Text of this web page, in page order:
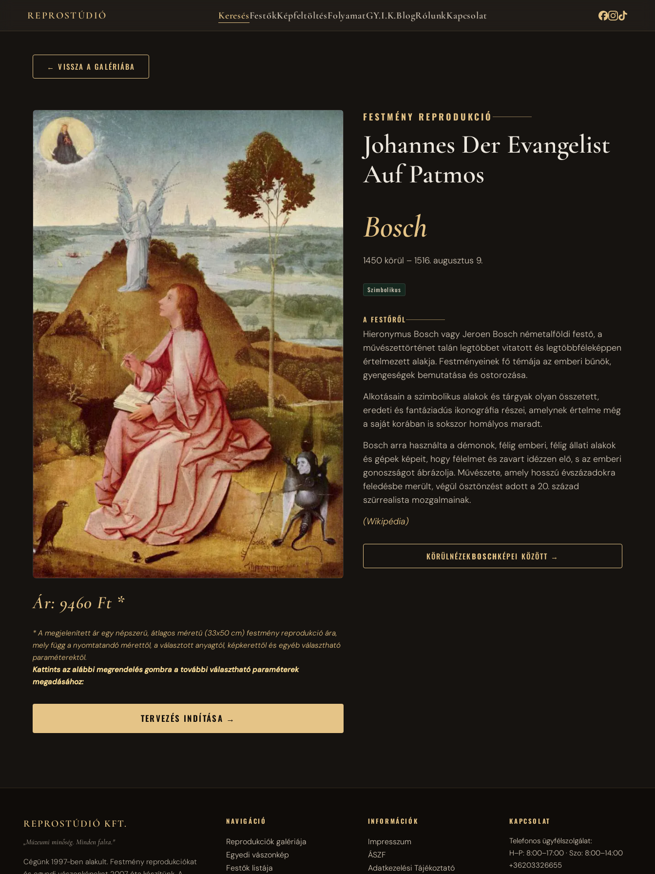
REPROSTÚDIÓ KeresésFestőkKépfeltöltésFolyamatGY.I.K.BlogRólunkKapcsolat
← VISSZA A GALÉRIÁBA
Ár: 9460 Ft *
* A megjelenített ár egy népszerű, átlagos méretű(33x50 cm) festmény reprodukció ára,
mely függ a nyomtatandó mérettől, a választott anyagtól, képkerettől és egyéb választható
paraméterektől.
Kattints az alábbi megrendelés gombra a további választható paraméterek
megadásához:
TERVEZÉS INDÍTÁSA →
FESTMÉNY REPRODUKCIÓ
Johannes Der Evangelist
Auf Patmos
Bosch
1450 körül – 1516. augusztus 9.
Szimbolikus
A FESTŐRŐL
Hieronymus Bosch vagy Jeroen Bosch németalföldi festő, a
művészettörténet talán legtöbbet vitatott és legtöbbféleképpen
értelmezett alakja. Festményeinek fő témája az emberi bűnök,
gyengeségek bemutatása és ostorozása.
Alkotásain a szimbolikus alakok és tárgyak olyan összetett,
eredeti és fantáziadús ikonográfia részei, amelynek értelme még
a saját korában is sokszor homályos maradt.
Bosch arra használta a démonok, félig emberi, félig állati alakok
és gépek képeit, hogy félelmet és zavart idézzen elő, s az emberi
gonoszságot ábrázolja. Művészete, amely hosszú évszázadokra
feledésbe merült, végül ösztönzést adott a 20. század
szürrealista mozgalmainak.
(Wikipédia)
KÖRÜLNÉZEKBOSCHKÉPEI KÖZÖTT →
REPROSTÚDIÓ KFT.
„Múzeumi minőség. Minden falra."
Cégünk 1997-ben alakult. Festmény reprodukciókat
NAVIGÁCIÓ
Reprodukciók galériája
Egyedi vászonkép
Festők listája
INFORMÁCIÓK
Impresszum
ÁSZF
Adatkezelési Tájékoztató
KAPCSOLAT
Telefonos ügyfélszolgálat:
H–P: 8:00–17:00 · Szo: 8:00–14:00
+36203326655